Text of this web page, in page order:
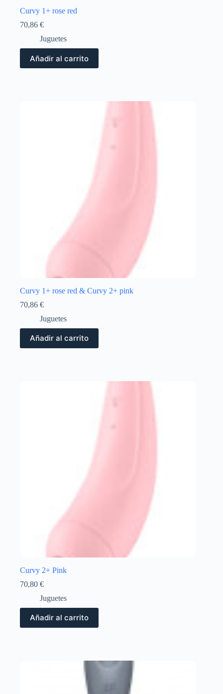
Curvy 1+ rose red
70,86 €
Juguetes
Añadir al carrito
Curvy 1+ rose red & Curvy 2+ pink
70,86 €
Juguetes
Añadir al carrito
Curvy 2+ Pink
70,80 €
Juguetes
Añadir al carrito